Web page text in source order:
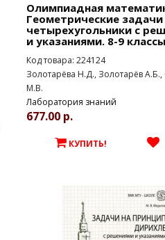
Олимпиадная
Геометрические задачи
четырехугольники с
и указаниями. 8-9 классы
Код товара: 224124
Золотарёва Н.Д., Золотарёв
М.В.
Лаборатория знаний
677.00 р.
КУПИТЬ!